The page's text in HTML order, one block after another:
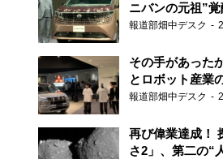
ニバンの元祖”覚
報道部畑中デスク
その手があった
とロボット産業
報道部畑中デスク
再び偉業達成！
さ2」、第二の“